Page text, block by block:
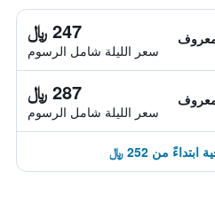
معروف 247 ﷼
سعر الليلة شامل الرسوم
معروف 287 ﷼
سعر الليلة شامل الرسوم